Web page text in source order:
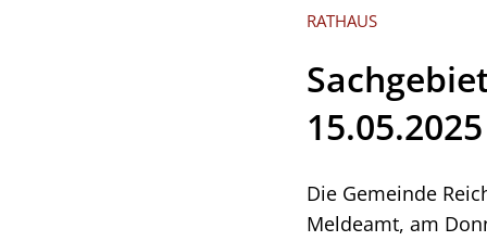
RATHAUS
Die Gemeinde
Meldeamt, am